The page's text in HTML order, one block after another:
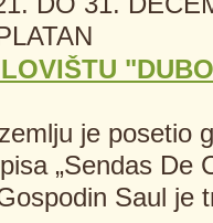
je posetio
„Sendas De
Saul je